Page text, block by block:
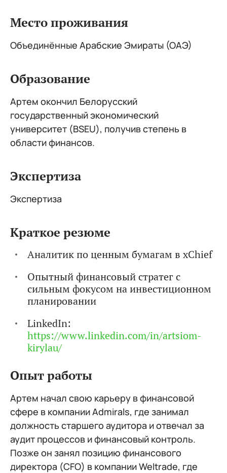
Место проживания
Объединённые Арабские Эмираты (ОАЭ)
Образование
Артем окончил Белорусский
государственный экономический
университет (BSEU), получив степень в
области финансов.
Экспертиза
Экспертиза
Краткое резюме
Аналитик по ценным бумагам в xChief
Опытный финансовый стратег с
сильным фокусом на инвестиционном
планировании
LinkedIn:
https://www.linkedin.com/in/artsiom-
kirylau/
Опыт работы
Артем начал свою карьеру в финансовой
сфере в компании Admirals, где занимал
должность старшего аудитора и отвечал за
аудит процессов и финансовый контроль.
Позже он занял позицию финансового
директора (CFO) в компании Weltrade, где